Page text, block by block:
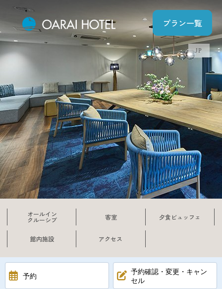
プラン一覧
JP
オールイン
クルーシブ 客室 夕食ビュッフェ
館内施設 アクセス
予約
予約確認・変更・キャン
セル